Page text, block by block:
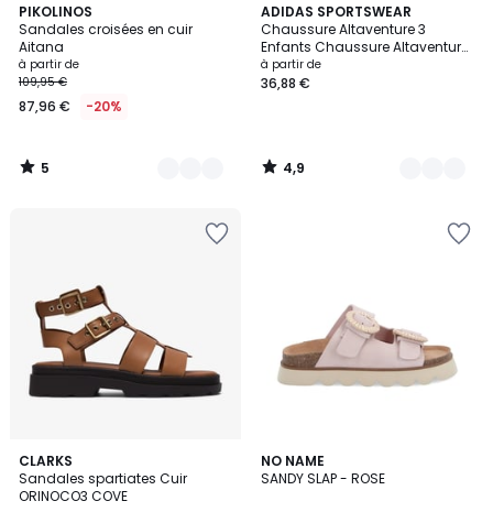
PIKOLINOS
Sandales croisées en cuir
Aitana
à partir de
109,95 €
87,96 € -20%
5
/
5
2
Couleurs
5
/
ADIDAS SPORTSWEAR
Chaussure Altaventure 3
Enfants Chaussure Altaventure
3 Enfants
à partir de
36,88 €
4,9
/ 5
3
Couleurs
4,9
/
CLARKS
Sandales spartiates Cuir
ORINOCO3 COVE
NO NAME
SANDY SLAP - ROSE